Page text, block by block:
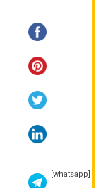
[whatsapp]